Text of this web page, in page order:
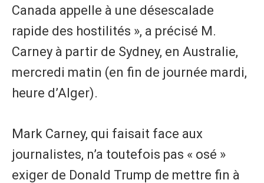
Canada appelle à une désescalade
rapide des hostilités », a précisé M.
Carney à partir de Sydney, en Australie,
mercredi matin (en fin de journée mardi,
heure d’Alger).
Mark Carney, qui faisait face aux
journalistes, n’a toutefois pas « osé »
exiger de Donald Trump de mettre fin à